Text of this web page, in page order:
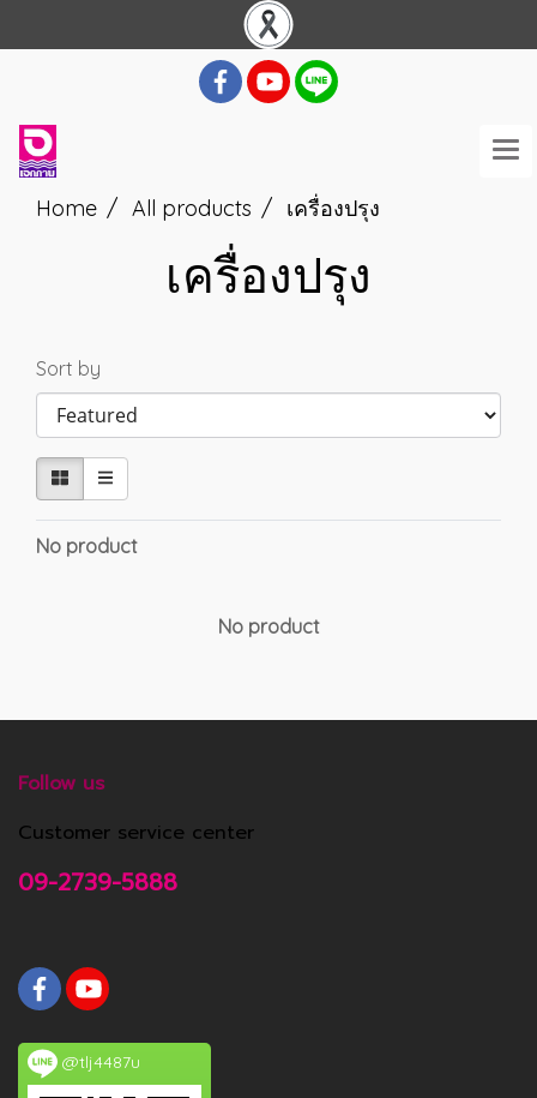
Home All products เครื่องปรุง
เครื่องปรุง
Sort by
No product
No product
Follow us
Customer service center
09-2739-5888
@tlj4487u